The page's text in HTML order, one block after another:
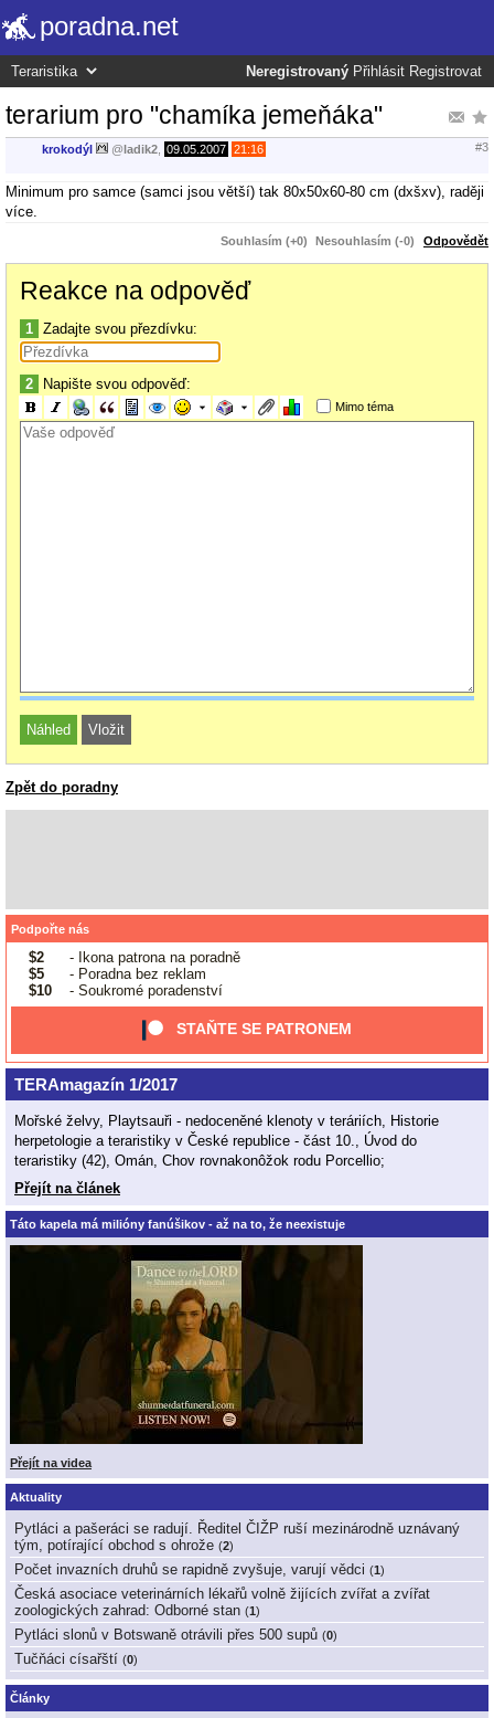
poradna.net
Neregistrovaný Přihlásit Registrovat
terarium pro "chamíka jemeňáka"
krokodýl @ladik2 09.05.2007 21:16 #3
Minimum pro samce (samci jsou větší) tak 80x50x60-80 cm (dxšxv), raději
více.
Souhlasím (+0) Nesouhlasím (-0) Odpovědět
Reakce na odpověď
1 Zadajte svou přezdívku:
2 Napište svou odpověď:
Mimo téma
Zpět do poradny
Podpořte nás
$2
- Ikona patrona na poradně
$5
- Poradna bez reklam
$10
- Soukromé poradenství
STAŇTE SE PATRONEM
TERAmagazín 1/2017
Mořské želvy, Playtsauři - nedoceněné klenoty v teráriích, Historie
herpetologie a teraristiky v České republice - část 10., Úvod do
teraristiky (42), Omán, Chov rovnakonôžok rodu Porcellio;
Přejít na článek
Táto kapela má milióny fanúšikov - až na to, že neexistuje
Přejít na videa
Aktuality
Pytláci a pašeráci se radují. Ředitel ČIŽP ruší mezinárodně uznávaný
tým, potírající obchod s ohrože (2)
Počet invazních druhů se rapidně zvyšuje, varují vědci (1 )
Česká asociace veterinárních lékařů volně žijících zvířat a zvířat
zoologických zahrad: Odborné stan (1 )
Pytláci slonů v Botswaně otrávili přes 500 supů (0)
Tučňáci císařští (0)
Články